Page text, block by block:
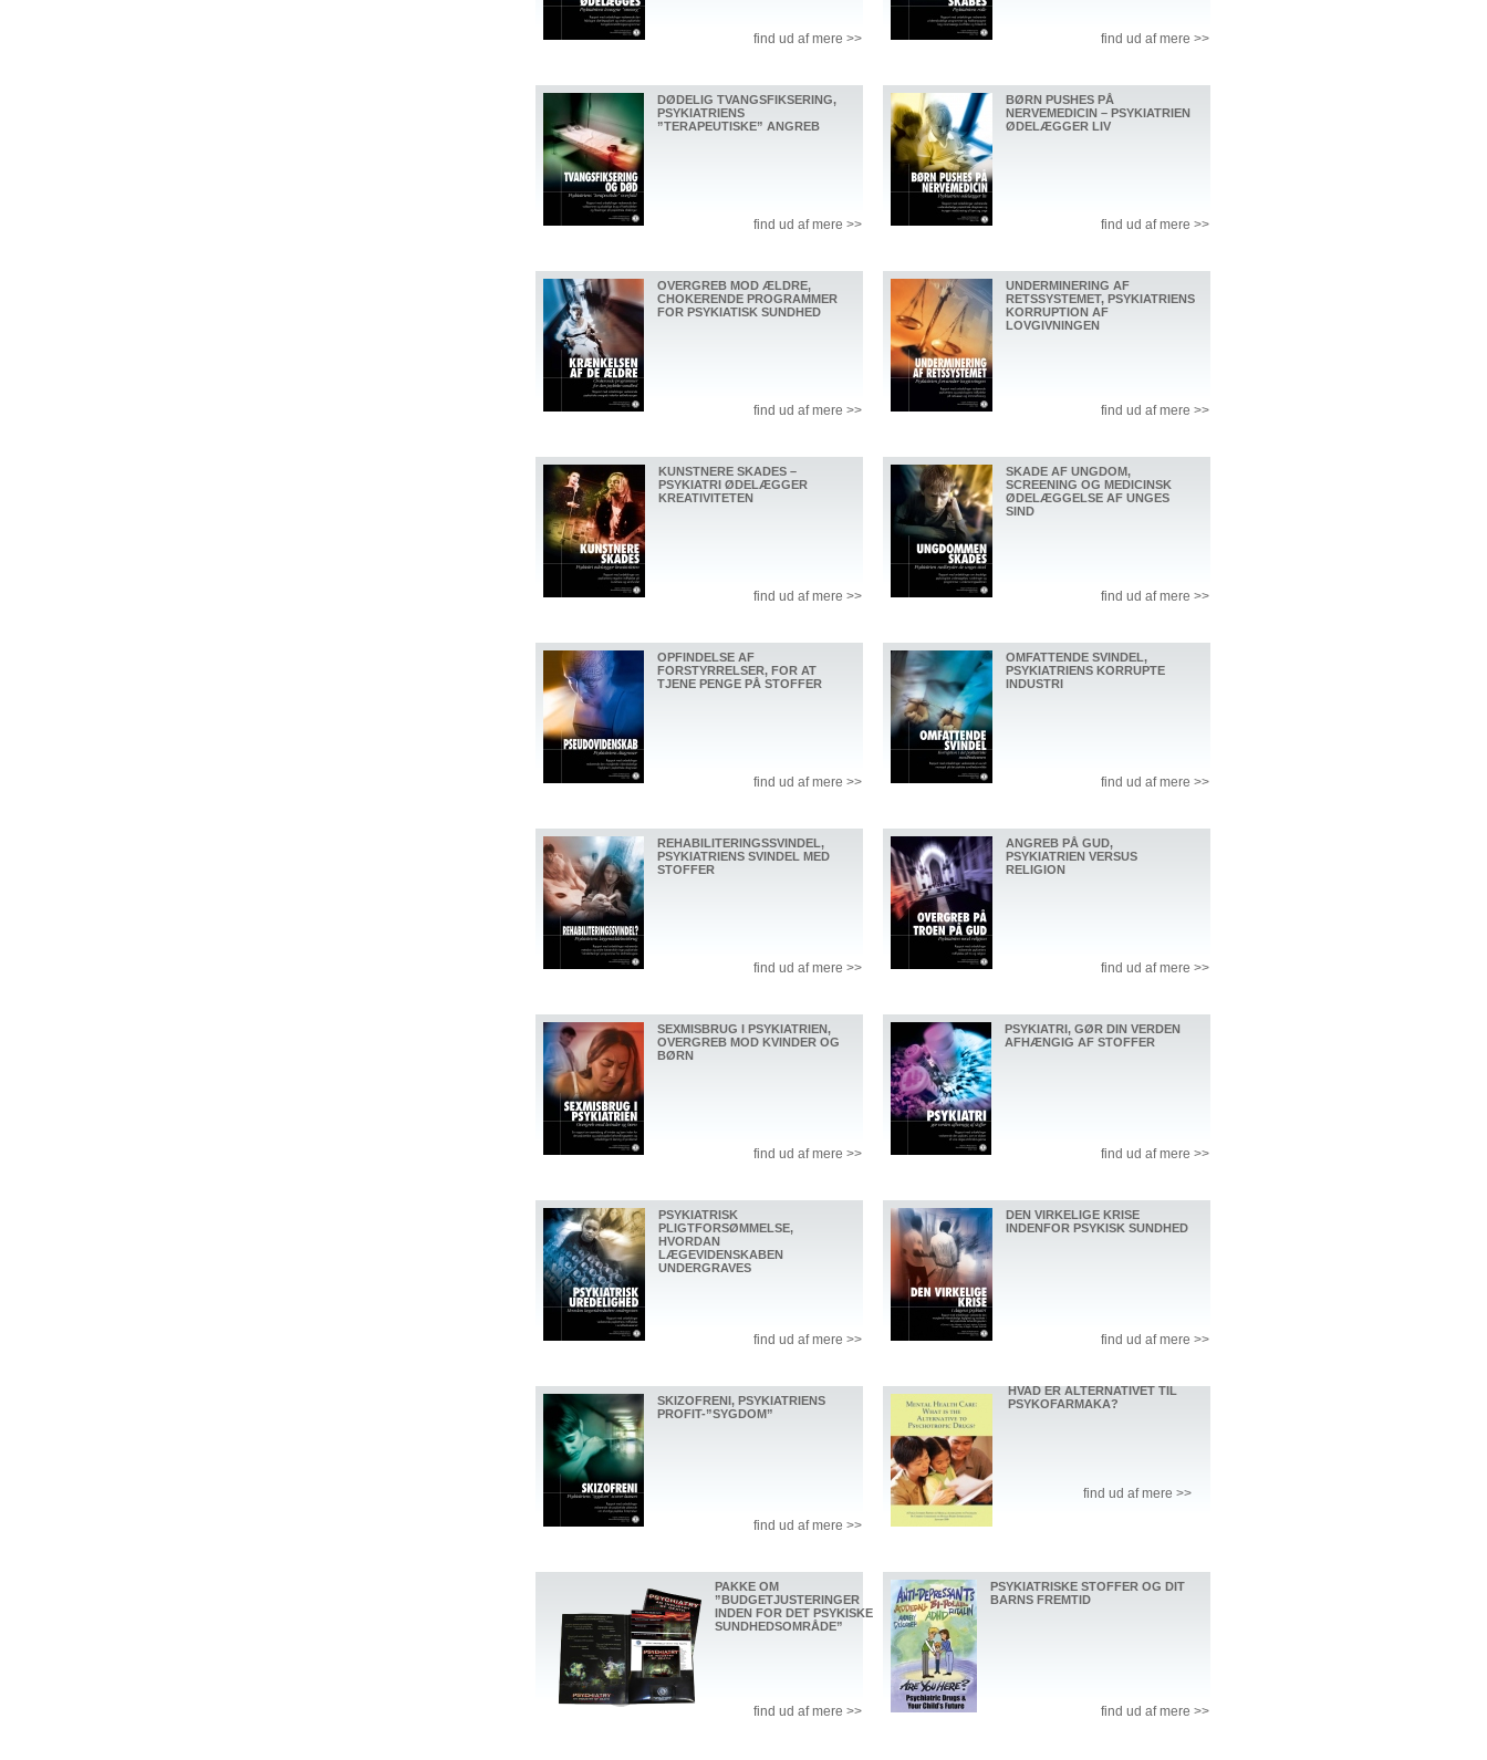
find ud af mere >> find ud af mere >>
DØDELIG TVANGSFIKSERING,
PSYKIATRIENS
”TERAPEUTISKE” ANGREB
find ud af mere >>
BØRN PUSHES PÅ
NERVEMEDICIN – PSYKIATRIEN
ØDELÆGGER LIV
find ud af mere >>
OVERGREB MOD ÆLDRE,
CHOKERENDE PROGRAMMER
FOR PSYKIATISK SUNDHED
find ud af mere >>
UNDERMINERING AF
RETSSYSTEMET, PSYKIATRIENS
KORRUPTION AF
LOVGIVNINGEN
find ud af mere >>
KUNSTNERE SKADES –
PSYKIATRI ØDELÆGGER
KREATIVITETEN
find ud af mere >>
SKADE AF UNGDOM,
SCREENING OG MEDICINSK
ØDELÆGGELSE AF UNGES
SIND
find ud af mere >>
OPFINDELSE AF
FORSTYRRELSER, FOR AT
TJENE PENGE PÅ STOFFER
find ud af mere >>
OMFATTENDE SVINDEL,
PSYKIATRIENS KORRUPTE
INDUSTRI
find ud af mere >>
REHABILITERINGSSVINDEL,
PSYKIATRIENS SVINDEL MED
STOFFER
find ud af mere >>
ANGREB PÅ GUD,
PSYKIATRIEN VERSUS
RELIGION
find ud af mere >>
SEXMISBRUG I PSYKIATRIEN,
OVERGREB MOD KVINDER OG
BØRN
find ud af mere >>
PSYKIATRI, GØR DIN VERDEN
AFHÆNGIG AF STOFFER
find ud af mere >>
PSYKIATRISK
PLIGTFORSØMMELSE,
HVORDAN
LÆGEVIDENSKABEN
UNDERGRAVES
find ud af mere >>
DEN VIRKELIGE KRISE
INDENFOR PSYKISK SUNDHED
find ud af mere >>
SKIZOFRENI, PSYKIATRIENS
PROFIT-”SYGDOM”
find ud af mere >>
HVAD ER ALTERNATIVET TIL
PSYKOFARMAKA?
find ud af mere >>
PAKKE OM
”BUDGETJUSTERINGER
INDEN FOR DET PSYKISKE
SUNDHEDSOMRÅDE”
find ud af mere >>
PSYKIATRISKE STOFFER OG DIT
BARNS FREMTID
find ud af mere >>